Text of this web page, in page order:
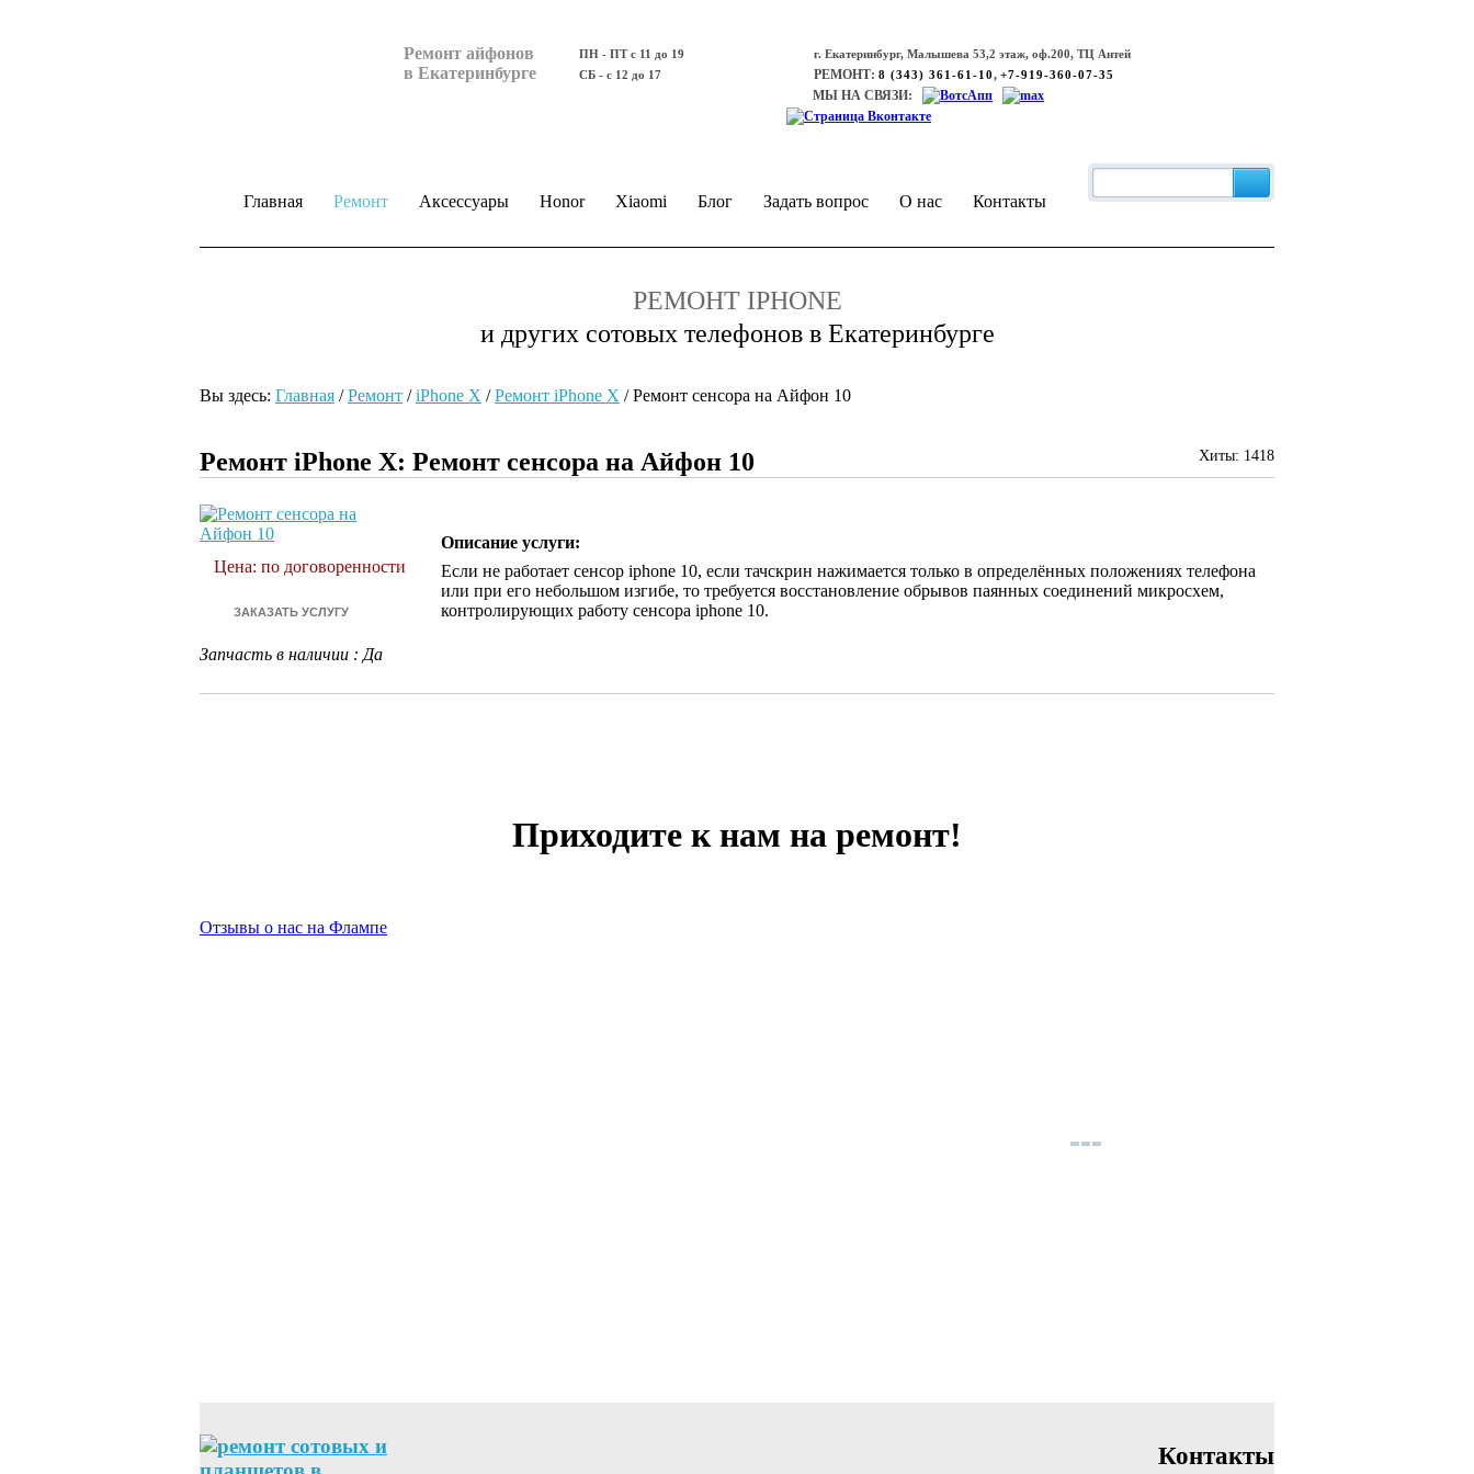
Ремонт айфонов
в Екатеринбурге
ПН - ПТ с 11 до 19
СБ - с 12 до 17
г. Екатеринбург, Малышева 53,2 этаж, оф.200, ТЦ Антей
РЕМОНТ: 8 (343) 361-61-10, +7-919-360-07-35
МЫ НА СВЯЗИ:
Главная Ремонт Аксессуары Honor Xiaomi Блог Задать вопрос О нас Контакты
РЕМОНТ IPHONE
и других сотовых телефонов в Екатеринбурге
Вы здесь: Главная /Ремонт /iPhone X /Ремонт iPhone Х /Ремонт сенсора на Айфон 10
Хиты: 1418
Ремонт iPhone Х: Ремонт сенсора на Айфон 10
Цена: по договоренности
Описание услуги:
Если не работает сенсор iphone 10, если тачскрин нажимается только в определённых положениях телефона
или при его небольшом изгибе, то требуется восстановление обрывов паянных соединений микросхем,
контролирующих работу сенсора iphone 10.
Запчасть в наличии : Да
Приходите к нам на ремонт!
Отзывы о нас на Флампе
Контакты